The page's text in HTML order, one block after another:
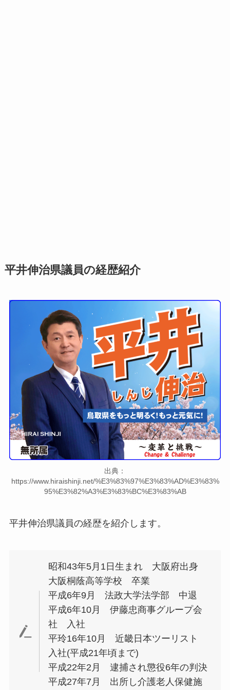
平井伸治県議員の経歴紹介
出典：
https://www.hiraishinji.net/%E3%83%97%E3%83%AD%E3%83%
95%E3%82%A3%E3%83%BC%E3%83%AB
平井伸治県議員の経歴を紹介します。
昭和43年5月1日生まれ 大阪府出身
大阪桐蔭高等学校 卒業
平成6年9月 法政大学法学部 中退
平成6年10月 伊藤忠商事グループ会
社 入社
平玲16年10月 近畿日本ツーリスト
入社(平成21年頃まで)
平成22年2月 逮捕され懲役6年の判決
平成27年7月 出所し介護老人保健施